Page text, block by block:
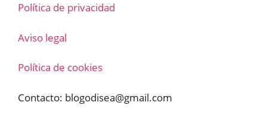
Política de privacidad
Aviso legal
Política de cookies
Contacto: blogodisea@gmail.com